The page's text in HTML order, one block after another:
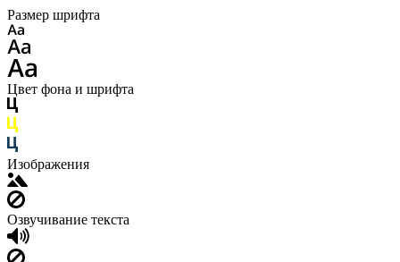
Размер шрифта
Цвет фона и шрифта
Изображения
Озвучивание текста